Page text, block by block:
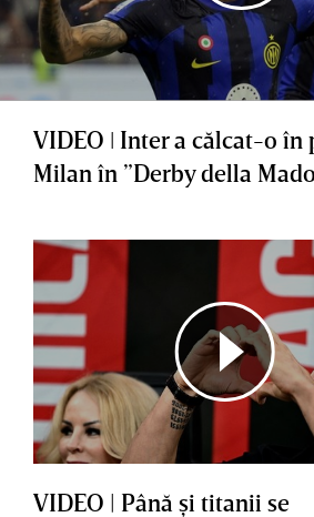
VIDEO ǀ Inter a călcat-o în
Milan în ”Derby della
VIDEO | Până şi titanii se